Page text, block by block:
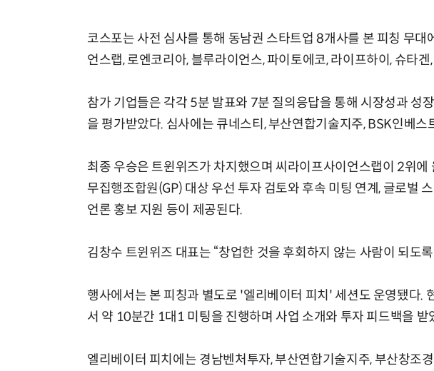
코스포는 사전 심사를 통해 동남권 스타트업 8개사를 본 피칭 무대
언스랩, 로엔코리아, 블루라이언스, 파이토에코, 라이프하이, 슈타
참가 기업들은 각각 5분 발표와 7분 질의응답을 통해 시장성과 성
을 평가받았다. 심사에는 큐네스티, 부산연합기술지주, BSK인베스
최종 우승은 트윈위즈가 차지했으며 씨라이프사이언스랩이 2위에
무집행조합원(GP) 대상 우선 투자 검토와 후속 미팅 연계, 글로벌
언론 홍보 지원 등이 제공된다.
김창수 트윈위즈 대표는 “창업한 것을 후회하지 않는 사람이 되도
행사에서는 본 피칭과 별도로 '엘리베이터 피치' 세션도 운영됐다.
서 약 10분간 1대1 미팅을 진행하며 사업 소개와 투자 피드백을 받
엘리베이터 피치에는 경남벤처투자, 부산연합기술지주, 부산창조